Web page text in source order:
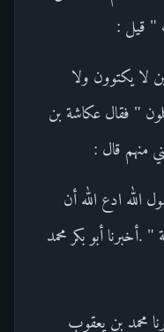
" قيل :
لا يكتوون ولا
" فقال عكاشة بن
منهم قال :
الله ادع الله أن
أبو بكر محمد
محمد بن يعقوب